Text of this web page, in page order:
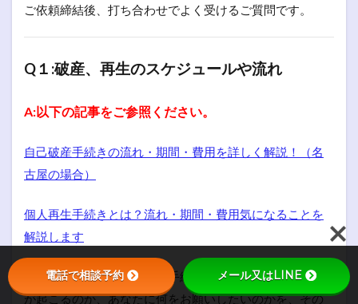
ご依頼締結後、打ち合わせでよく受けるご質問です。
Q１:破産、再生のスケジュールや流れ
A:以下の記事をご参照ください。
自己破産手続きの流れ・期間・費用を詳しく解説！（名
古屋の場合）
個人再生手続きとは？流れ・期間・費用気になることを
解説します
ご依頼いただいた方には、手続きの段階ごとに、次に何
が起こるのか、あなたに何をお願いしたいのかを、その
電話で相談予約 メール又はLINE